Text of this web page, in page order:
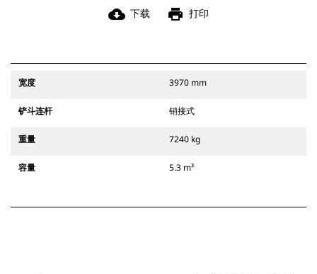
cloud_download 下载 print 打印
宽度 3970 mm
铲斗连杆 销接式
重量 7240 kg
容量 5.3 m³